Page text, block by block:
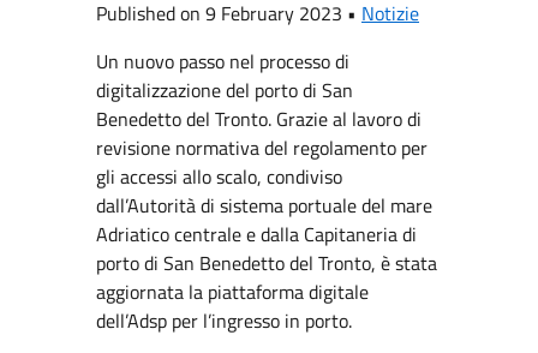
Published on 9 February 2023 • Notizie
Un nuovo passo nel processo di
digitalizzazione del porto di San
Benedetto del Tronto. Grazie al lavoro di
revisione normativa del regolamento per
gli accessi allo scalo, condiviso
dall’Autorità di sistema portuale del mare
Adriatico centrale e dalla Capitaneria di
porto di San Benedetto del Tronto, è stata
aggiornata la piattaforma digitale
dell’Adsp per l’ingresso in porto.